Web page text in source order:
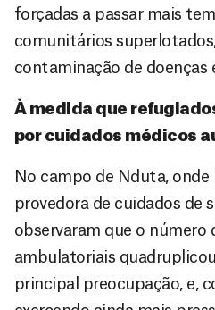
forçadas a passar mais
comunitários
contaminação de doenças
À medida que
por cuidados médicos
No campo de Nduta, onde
provedora de cuidados de
observaram que o número
ambulatoriais
principal preocupação, e,